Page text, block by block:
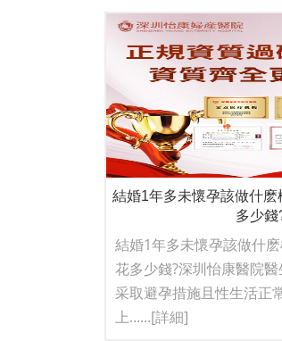
結婚1年多未懷孕該做什
多少錢
結婚1年多未懷孕該做什
花多少錢?深圳怡康醫院
采取避孕措施且性生活正
上......[詳細]